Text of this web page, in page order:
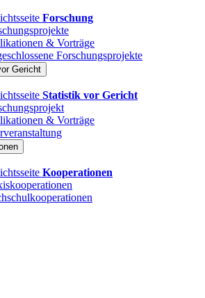
Forschung
& Vorträge
Forschungsprojekte
Gericht
Statistik vor Gericht
& Vorträge
Kooperationen